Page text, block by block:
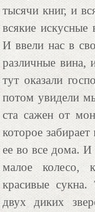
тысячи книг, и
всякие
И ввели нас в
различные вина,
тут оказали
потом увидели
ста сажен от
которое
ее во все дома. И
малое колесо,
красивые
двух диких